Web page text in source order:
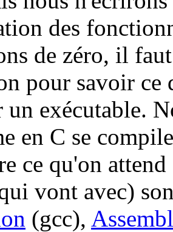
des
de zéro, il
pour savoir ce
un exécutable.
en C se
ce qu'on
vont avec)
(gcc),